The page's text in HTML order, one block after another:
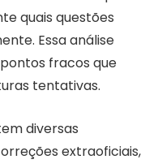
quais questões
Essa análise
fracos que
tentativas.
diversas
extraoficiais,